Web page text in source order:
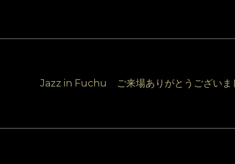
Jazz in Fuchu ご来場ありがとうございま